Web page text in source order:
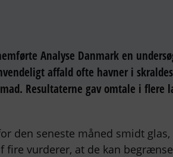
Analyse Danmark en
affald ofte havner i
Resultaterne gav omtale i flere
den seneste måned smidt
vurderer, at de kan